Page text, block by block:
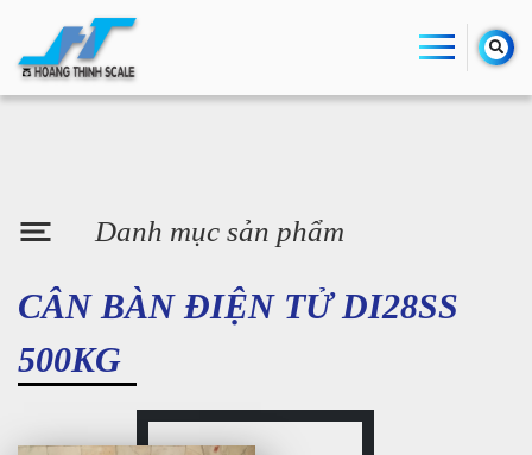
Danh mục sản phẩm
CÂN BÀN ĐIỆN TỬ DI28SS
500KG